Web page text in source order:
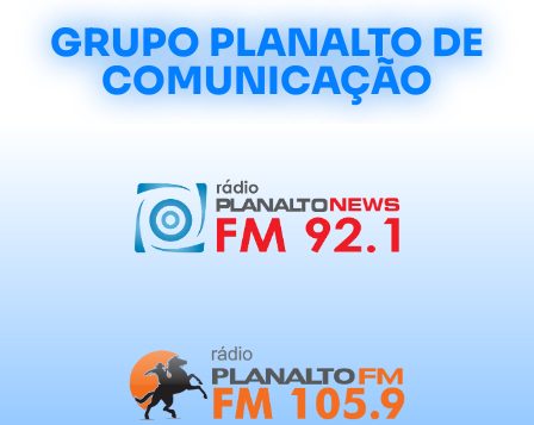
GRUPO PLANALTO DE
COMUNICAÇÃO